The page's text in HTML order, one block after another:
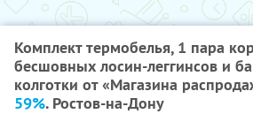
Комплект термобелья, 1 пара
бесшовных лосин-леггинсов и
колготки от «Магазина
59%. Ростов-на-Дону